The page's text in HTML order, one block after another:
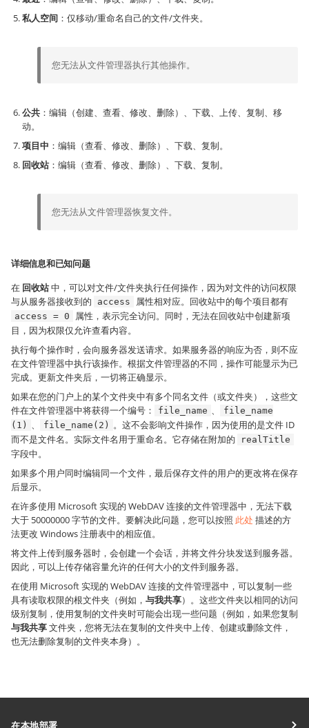
私人空间 ：仅移动/重命名自己的文件/文件夹。
您无法从文件管理器执行其他操作。
公共 ：编辑（创建、查看、修改、删除）、下载、上传、复制、移
动。
项目中 ：编辑（查看、修改、删除）、下载、复制。
回收站：编辑（查看、修改、删除）、下载、复制。
您无法从文件管理器恢复文件。
详细信息和已知问题
在 回收站中，可以对文件/文件夹执行任何操作，因为对文件的访问权限
与从服务器接收到的
access 属性相对应。回收站中的每个项目都有
access = 0
属性，表示完全访问。同时，无法在回收站中创建新项
目，因为权限仅允许查看内容。
执行每个操作时，会向服务器发送请求。如果服务器的响应为否，则不应
在文件管理器中执行该操作。根据文件管理器的不同，操作可能显示为已
完成。更新文件夹后，一切将正确显示。
如果在您的门户上的某个文件夹中有多个同名文件（或文件夹），这些文
件在文件管理器中将获得一个编号：
file_name
file_name
(1)
file_name(2)
。这不会影响文件操作，因为使用的是文件 ID
而不是文件名。实际文件名用于重命名。它存储在附加的
realTitle
字段中。
如果多个用户同时编辑同一个文件，最后保存文件的用户的更改将在保存
后显示。
在许多使用 Microsoft 实现的 WebDAV 连接的文件管理器中，无法下载
大于 50000000 字节的文件。要解决此问题，您可以按照 此处 描述的方
法更改 Windows 注册表中的相应值。
将文件上传到服务器时，会创建一个会话，并将文件分块发送到服务器。
因此，可以上传存储容量允许的任何大小的文件到服务器。
在使用 Microsoft 实现的 WebDAV 连接的文件管理器中，可以复制一些
具有读取权限的根文件夹（例如， 与我共享）。这些文件夹以相同的访问
级别复制，使用复制的文件夹时可能会出现一些问题（例如，如果您复制
与我共享文件夹，您将无法在复制的文件夹中上传、创建或删除文件，
也无法删除复制的文件夹本身）。
在本地部署